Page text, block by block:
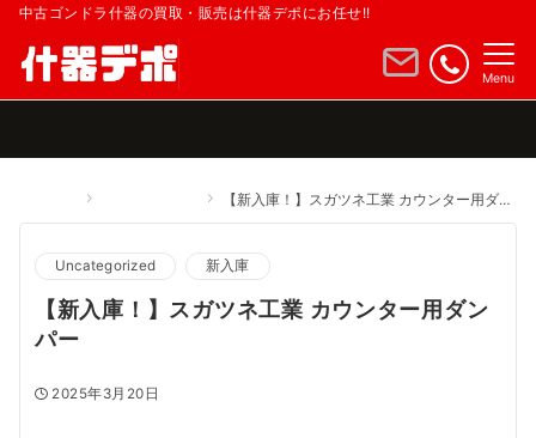
中古ゴンドラ什器の買取・販売は什器デポにお任せ!!
Menu
【新入庫！】スガツネ工業 カウンター用ダンパー
Uncategorized 新入庫
【新入庫！】スガツネ工業 カウンター用ダン
パー
2025年3月20日